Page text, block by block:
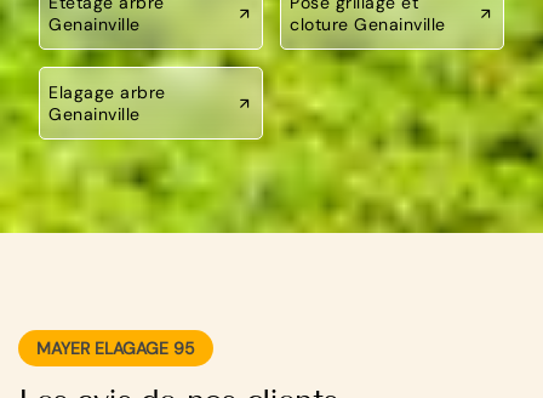
Genainville
cloture Genainville
Elagage arbre
Genainville
MAYER ELAGAGE 95